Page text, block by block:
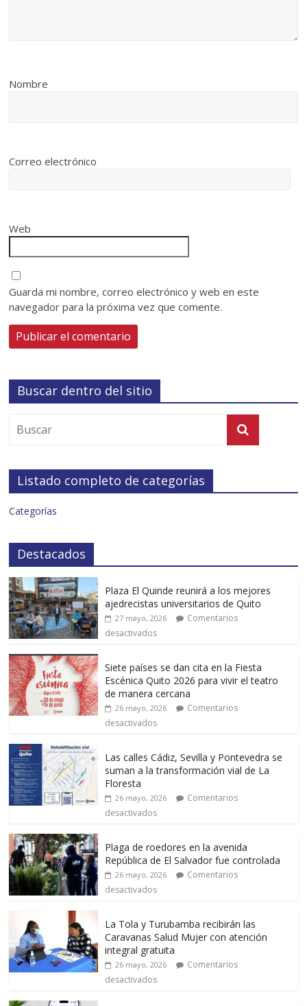
Nombre
Correo electrónico
Web
Guarda mi nombre, correo electrónico y web en este
navegador para la próxima vez que comente.
Buscar dentro del sitio
Listado completo de categorías
Categorías
Destacados
Plaza El Quinde reunirá a los mejores
ajedrecistas universitarios de Quito
27 mayo, 2026
Comentarios
desactivados
Siete países se dan cita en la Fiesta
Escénica Quito 2026 para vivir el teatro
de manera cercana
26 mayo, 2026
Comentarios
desactivados
Las calles Cádiz, Sevilla y Pontevedra se
suman a la transformación vial de La
Floresta
26 mayo, 2026
Comentarios
desactivados
Plaga de roedores en la avenida
República de El Salvador fue controlada
26 mayo, 2026
Comentarios
desactivados
La Tola y Turubamba recibirán las
Caravanas Salud Mujer con atención
integral gratuita
26 mayo, 2026
Comentarios
desactivados